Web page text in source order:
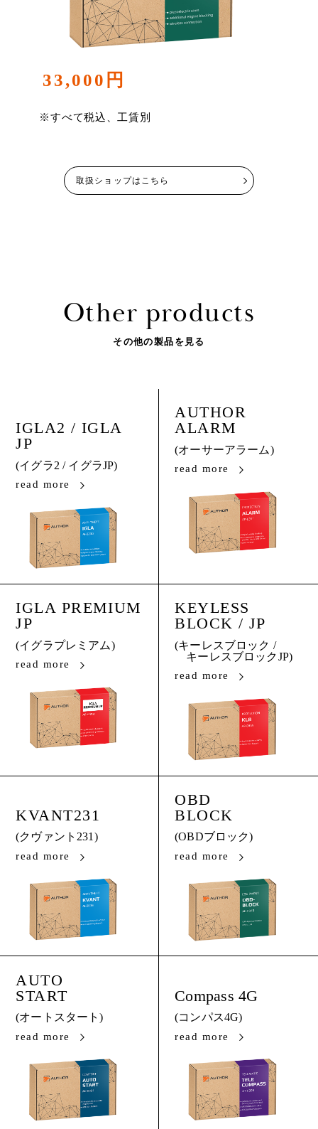
33,000円
※すべて税込、工賃別
取扱ショップはこちら
Other products
その他の製品を見る
IGLA2 / IGLA
JP
(イグラ2 / イグラJP)
read more
AUTHOR
ALARM
(オーサーアラーム)
read more
IGLA PREMIUM
JP
(イグラプレミアム)
read more
KEYLESS
BLOCK / JP
(キーレスブロック /
キーレスブロックJP)
read more
KVANT231
(クヴァント231)
read more
OBD
BLOCK
(OBDブロック)
read more
AUTO
START
(オートスタート)
read more
Compass 4G
(コンパス4G)
read more